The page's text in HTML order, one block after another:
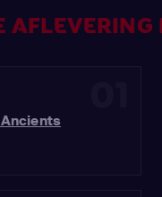
AFLEVERING